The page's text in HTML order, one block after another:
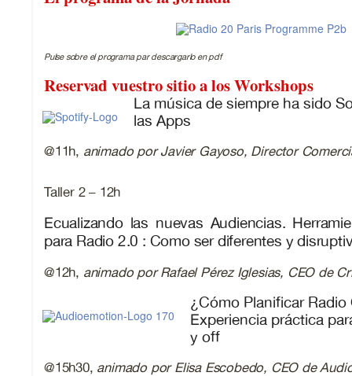
Pulse sobre el programa par descargarlo en pdf
Reservad vuestro sitio a los Workshops
La música de siempre ha sido
las Apps
@11h, animado por Javier Gayoso, Director
Taller 2 – 12h
Ecualizando las nuevas Audiencias.
para Radio 2.0 : Como ser diferentes y
@12h, animado por Rafael Pérez Iglesias, CEO de
¿Cómo Planificar Radio
Experiencia práctica
y off
@15h30, animado por Elisa Escobedo, CEO de